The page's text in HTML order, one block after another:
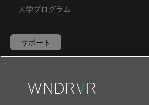
大学プログラム
サポート